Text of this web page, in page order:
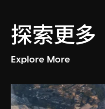
探索更多
Explore More